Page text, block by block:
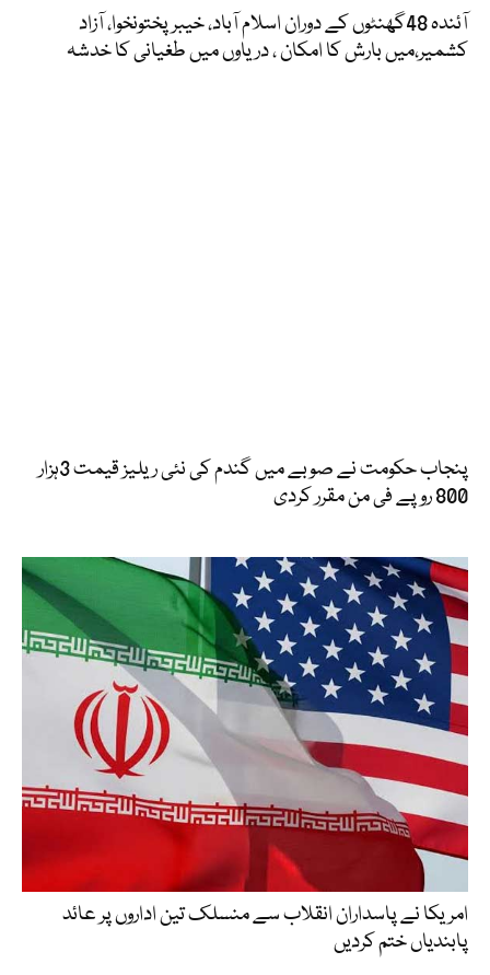
آئندہ 48گھنٹوں کے دوران اسلام آباد، خیبرپختونخوا، آزاد
کشمیر،میں بارش کا امکان ، دریاوں میں طغیانی کا خدشہ
پنجاب حکومت نے صوبے میں گندم کی نئی ریلیز قیمت 3ہزار
800 روپے فی من مقرر کردی
امریکا نے پاسداران انقلاب سے منسلک تین اداروں پر عائد
پابندیاں ختم کردیں